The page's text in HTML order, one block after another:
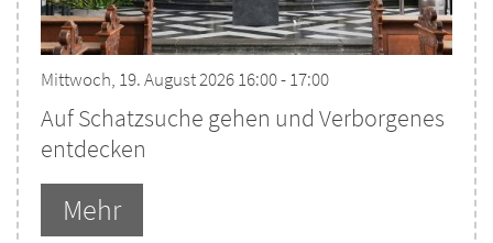
Mittwoch, 19. August 2026 16:00 - 17:00
Auf Schatzsuche gehen und Verborgenes
entdecken
Mehr